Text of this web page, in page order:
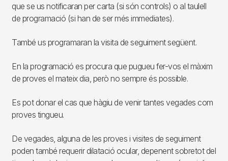
que se us notificaran per carta (si són controls) o al taulell
de programació (si han de ser més immediates).
També us programaran la visita de seguiment següent.
En la programació es procura que pugueu fer-vos el màxim
de proves el mateix dia, però no sempre és possible.
Es pot donar el cas que hàgiu de venir tantes vegades com
proves tingueu.
De vegades, alguna de les proves i visites de seguiment
poden també requerir dilatació ocular, depenent sobretot del